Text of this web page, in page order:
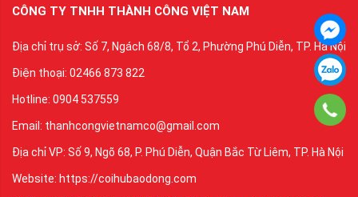
CÔNG TY TNHH THÀNH CÔNG VIỆT NAM
Địa chỉ trụ sở: Số 7, Ngách 68/8, Tổ 2, Phường Phú Diễn, TP. Hà Nội
Điện thoại: 02466 873 822
Hotline: 0904 537559
Email: thanhcongvietnamco@gmail.com
Địa chỉ VP: Số 9, Ngõ 68, P. Phú Diễn, Quận Bắc Từ Liêm, TP. Hà Nội
Website: https://coihubaodong.com